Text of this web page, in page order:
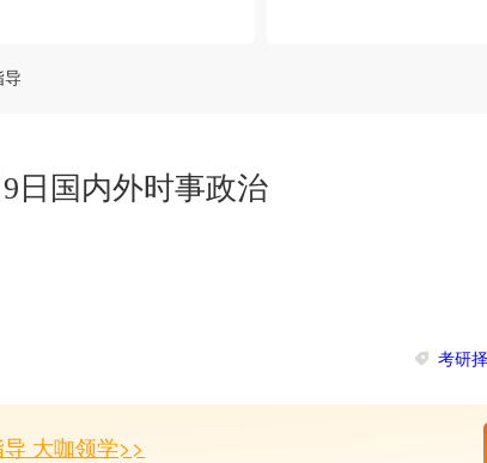
导
日国内外时事政治
考研
大咖领学>>